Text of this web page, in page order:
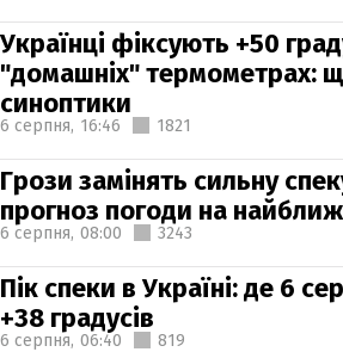
Українці фіксують +50
"домашніх" термометрах:
синоптики
6 серпня, 16:46 1821
Грози замінять сильну
прогноз погоди на
6 серпня, 08:00 3243
Пік спеки в Україні: де 6
+38 градусів
6 серпня, 06:40 819